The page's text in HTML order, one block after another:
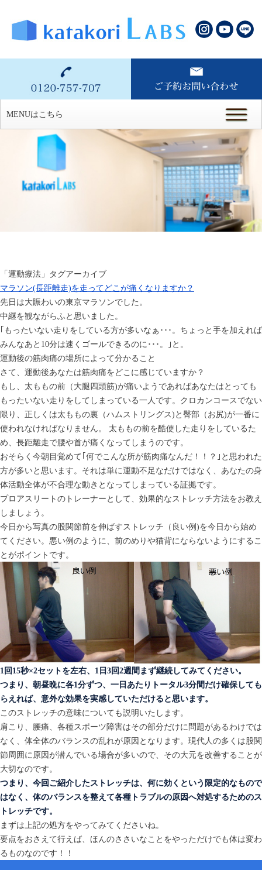
MENUはこちら
「運動療法 」タグアーカイブ
マラソン(長距離走)を走ってどこが痛くなりますか？
先日は大賑わいの東京マラソンでした。
中継を観ながらふと思いました。
｢もったいない走りをしている方が多いなぁ･･･。ちょっと手を加えれば
みんなあと10分は速くゴールできるのに･･･。｣と。
運動後の筋肉痛の場所によって分かること
さて、運動後あなたは筋肉痛をどこに感じていますか？
もし、太ももの前（大腿四頭筋)が痛いようであればあなたはとっても
もったいない走りをしてしまっている一人です。クロカンコースでない
限り、正しくは太ももの裏（ハムストリングス)と臀部（お尻)が一番に
使われなければなりません。 太ももの前を酷使した走りをしているた
め、長距離走で腰や首が痛くなってしまうのです。
おそらく今朝目覚めて｢何でこんな所が筋肉痛なんだ！！？｣と思われた
方が多いと思います。それは単に運動不足なだけではなく、あなたの身
体活動全体が不合理な動きとなってしまっている証拠です。
プロアスリートのトレーナーとして、効果的なストレッチ方法をお教え
しましょう。
今日から写真の股関節前を伸ばすストレッチ（良い例)を今日から始め
てください。悪い例のように、前のめりや猫背にならないようにするこ
とがポイントです。
1回15秒×2セットを左右、1日3回2週間まず継続してみてください。
つまり、朝昼晩に各1分ずつ、一日あたりトータル3分間だけ確保しても
らえれば、意外な効果を実感していただけると思います。
このストレッチの意味についても説明いたします。
肩こり、腰痛、各種スポーツ障害はその部分だけに問題があるわけでは
なく、体全体のバランスの乱れが原因となります。現代人の多くは股関
節周囲に原因が潜んでいる場合が多いので、その大元を改善することが
大切なのです。
つまり、今回ご紹介したストレッチは、何に効くという限定的なもので
はなく、体のバランスを整えて各種トラブルの原因へ対処するためのス
トレッチです。
まずは上記の処方をやってみてくださいね。
要点をおさえて行えば、ほんのささいなことをやっただけでも体は変わ
るものなのです！！